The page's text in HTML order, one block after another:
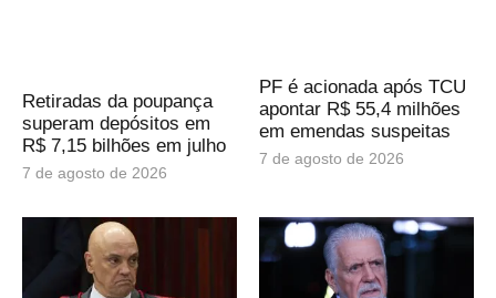
Retiradas da poupança
superam depósitos em
R$ 7,15 bilhões em julho
7 de agosto de 2026
PF é acionada após TCU
apontar R$ 55,4 milhões
em emendas suspeitas
7 de agosto de 2026